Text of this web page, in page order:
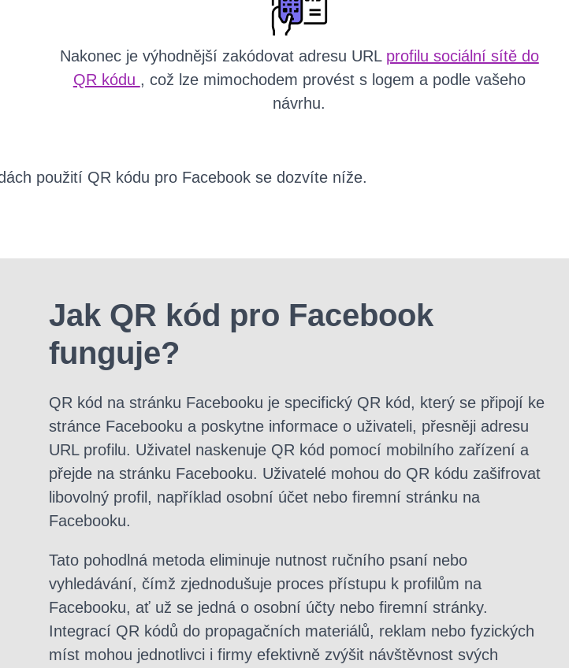
Nakonec je výhodnější zakódovat adresu URL profilu sociální sítě do
QR kódu , což lze mimochodem provést s logem a podle vašeho
návrhu.
použití QR kódu pro Facebook se dozvíte níže.
Jak QR kód pro Facebook
funguje?
QR kód na stránku Facebooku je specifický QR kód, který se připojí ke
stránce Facebooku a poskytne informace o uživateli, přesněji adresu
URL profilu. Uživatel naskenuje QR kód pomocí mobilního zařízení a
přejde na stránku Facebooku. Uživatelé mohou do QR kódu zašifrovat
libovolný profil, například osobní účet nebo firemní stránku na
Facebooku.
Tato pohodlná metoda eliminuje nutnost ručního psaní nebo
vyhledávání, čímž zjednodušuje proces přístupu k profilům na
Facebooku, ať už se jedná o osobní účty nebo firemní stránky.
Integrací QR kódů do propagačních materiálů, reklam nebo fyzických
míst mohou jednotlivci i firmy efektivně zvýšit návštěvnost svých